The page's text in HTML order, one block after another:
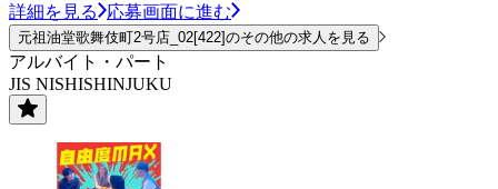
詳細を見る 応募画面に進む
元祖油堂歌舞伎町2号店_02[422]のその他の求人を見る
アルバイト・パート
JIS NISHISHINJUKU